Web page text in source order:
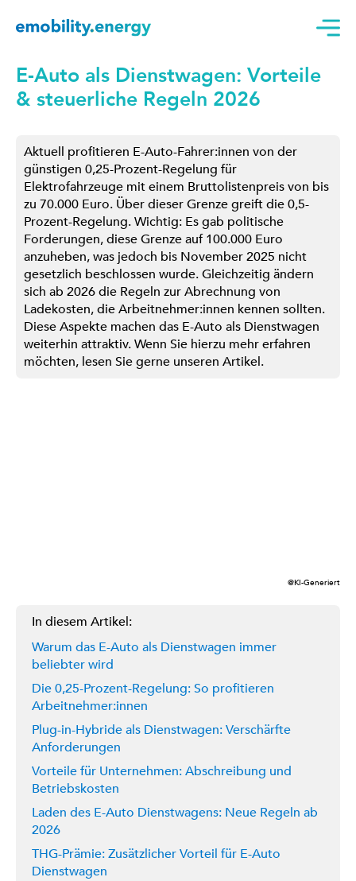
E-Auto als Dienstwagen: Vorteile
& steuerliche Regeln 2026
Aktuell profitieren E-Auto-Fahrer:innen von der
günstigen 0,25-Prozent-Regelung für
Elektrofahrzeuge mit einem Bruttolistenpreis von bis
zu 70.000 Euro. Über dieser Grenze greift die 0,5-
Prozent-Regelung. Wichtig: Es gab politische
Forderungen, diese Grenze auf 100.000 Euro
anzuheben, was jedoch bis November 2025 nicht
gesetzlich beschlossen wurde. Gleichzeitig ändern
sich ab 2026 die Regeln zur Abrechnung von
Ladekosten, die Arbeitnehmer:innen kennen sollten.
Diese Aspekte machen das E-Auto als Dienstwagen
weiterhin attraktiv. Wenn Sie hierzu mehr erfahren
möchten, lesen Sie gerne unseren Artikel.
@KI-Generiert
In diesem Artikel:
Warum das E-Auto als Dienstwagen immer
beliebter wird
Die 0,25-Prozent-Regelung: So profitieren
Arbeitnehmer:innen
Plug-in-Hybride als Dienstwagen: Verschärfte
Anforderungen
Vorteile für Unternehmen: Abschreibung und
Betriebskosten
Laden des E-Auto Dienstwagens: Neue Regeln ab
2026
THG-Prämie: Zusätzlicher Vorteil für E-Auto
Dienstwagen